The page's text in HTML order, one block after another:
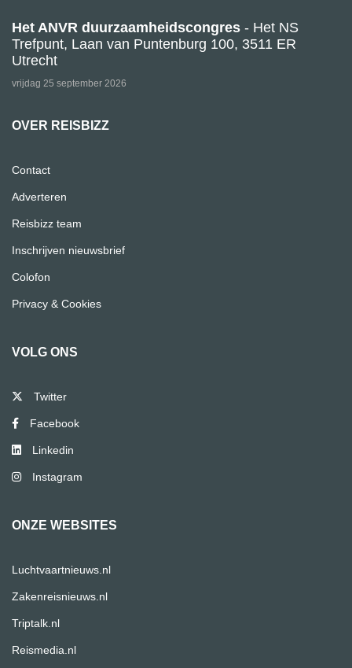
Het ANVR duurzaamheidscongres - Het NS
Trefpunt, Laan van Puntenburg 100, 3511 ER
Utrecht
vrijdag 25 september 2026
OVER REISBIZZ
Contact
Adverteren
Reisbizz team
Inschrijven nieuwsbrief
Colofon
Privacy & Cookies
VOLG ONS
Twitter
Facebook
Linkedin
Instagram
ONZE WEBSITES
Luchtvaartnieuws.nl
Zakenreisnieuws.nl
Triptalk.nl
Reismedia.nl